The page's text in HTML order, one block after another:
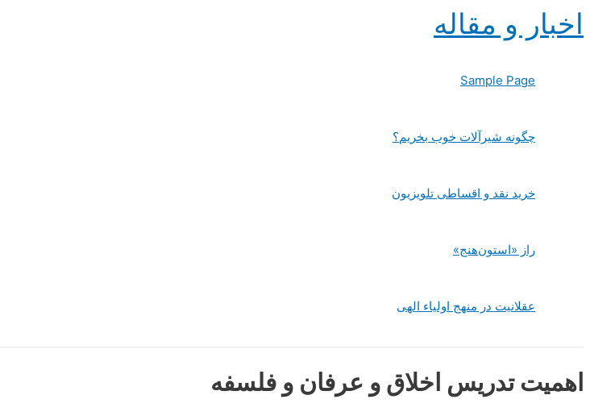
پرش
اخبار و مقاله
Sample Page
چگونه شیرآلات خوب بخریم؟
خرید نقد و اقساطی تلویزیون
راز «استون‌هنج»
عقلانیت در منهج اولیاء الهی
اهمیت تدريس‌ اخلاق‌ و عرفان‌ و فلسفه‌